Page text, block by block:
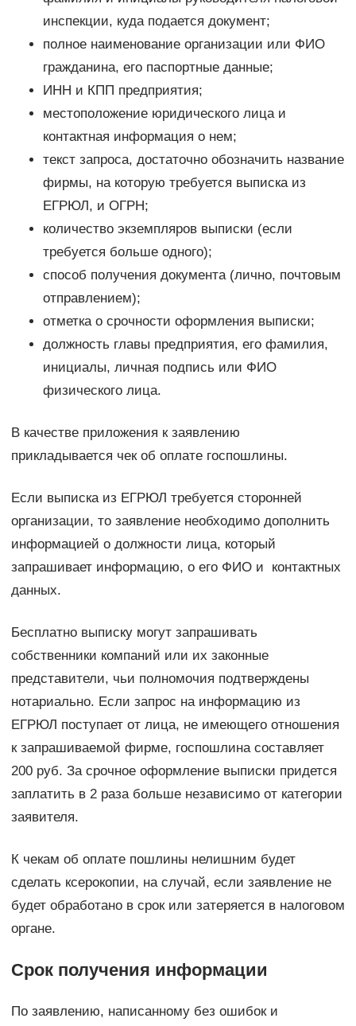
инспекции, куда подается документ;
полное наименование организации или ФИО
гражданина, его паспортные данные;
ИНН и КПП предприятия;
местоположение юридического лица и
контактная информация о нем;
текст запроса, достаточно обозначить название
фирмы, на которую требуется выписка из
ЕГРЮЛ, и ОГРН;
количество экземпляров выписки (если
требуется больше одного);
способ получения документа (лично, почтовым
отправлением);
отметка о срочности оформления выписки;
должность главы предприятия, его фамилия,
инициалы, личная подпись или ФИО
физического лица.
В качестве приложения к заявлению
прикладывается чек об оплате госпошлины.
Если выписка из ЕГРЮЛ требуется сторонней
организации, то заявление необходимо дополнить
информацией о должности лица, который
запрашивает информацию, о его ФИО и контактных
данных.
Бесплатно выписку могут запрашивать
собственники компаний или их законные
представители, чьи полномочия подтверждены
нотариально. Если запрос на информацию из
ЕГРЮЛ поступает от лица, не имеющего отношения
к запрашиваемой фирме, госпошлина составляет
200 руб. За срочное оформление выписки придется
заплатить в 2 раза больше независимо от категории
заявителя.
К чекам об оплате пошлины нелишним будет
сделать ксерокопии, на случай, если заявление не
будет обработано в срок или затеряется в налоговом
органе.
Срок получения информации
По заявлению, написанному без ошибок и